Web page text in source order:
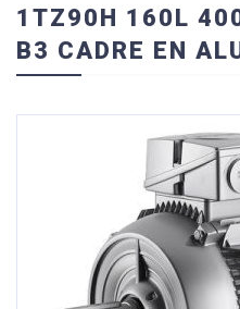
1TZ90H 160L
B3 CADRE EN